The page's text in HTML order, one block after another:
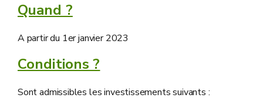
Quand ?
A partir du 1er janvier 2023
Conditions ?
Sont admissibles les investissements suivants :